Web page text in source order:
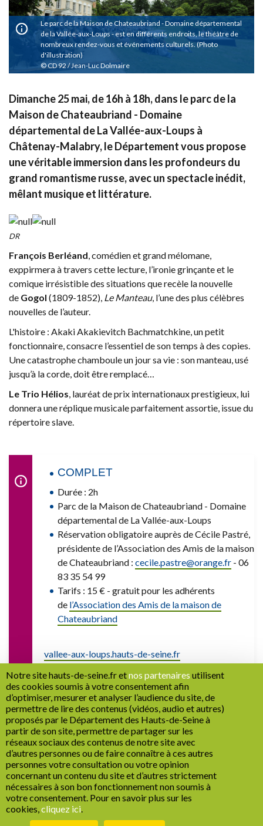
Le parc de la Maison de Chateaubriand - Domaine départemental
de la Vallée-aux-Loups - est en différents endroits, le théâtre de
nombreux rendez-vous et événements culturels. (Photo
d'illustration)
CD 92 / Jean-Luc Dolmaire
Dimanche 25 mai, de 16h à 18h, dans le parc de la
Maison de Chateaubriand - Domaine
départemental de La Vallée-aux-Loups à
Châtenay-Malabry, le Département vous propose
une véritable immersion dans les profondeurs du
grand romantisme russe, avec un spectacle inédit,
mêlant musique et littérature.
DR
François Berléand, comédien et grand mélomane,
exppirmera à travers cette lecture, l’ironie grinçante et le
comique irrésistible des situations que recèle la nouvelle
de Gogol (1809-1852), Le Manteau, l’une des plus célèbres
nouvelles de l’auteur.
L'histoire : Akaki Akakievitch Bachmatchkine, un petit
fonctionnaire, consacre l’essentiel de son temps à des copies.
Une catastrophe chamboule un jour sa vie : son manteau, usé
jusqu’à la corde, doit être remplacé…
Le Trio Hélios, lauréat de prix internationaux prestigieux, lui
donnera une réplique musicale parfaitement assortie, issue du
répertoire slave.
COMPLET
Durée : 2h
Parc de la Maison de Chateaubriand - Domaine
départemental de La Vallée-aux-Loups
Réservation obligatoire auprès de Cécile Pastré,
présidente de l’Association des Amis de la maison
de Chateaubriand : cecile.pastre@orange.fr - 06
83 35 54 99
Tarifs : 15 € - gratuit pour les adhérents
de l’Association des Amis de la maison de
Chateaubriand
vallee-aux-loups.hauts-de-seine.fr
RETOUR
Recrutement Marchés publics
Mentions légales
Politique de confidentialité
Plan de site
Accessibilité : non conforme
Notre site hauts-de-seine.fr etnos partenaires utilisent
des cookies soumis à votre consentement afin
d’optimiser, mesurer et analyser l’audience du site, de
permettre de lire des contenus (vidéos, audio et autres)
proposés par le Département des Hauts-de-Seine à
partir de son site, permettre de partager sur les
réseaux sociaux des contenus de notre site avec
d’autres personnes ou de faire connaître à ces autres
personnes votre consultation ou votre opinion
concernant un contenu du site et d’autres strictement
nécessaires à son bon fonctionnement non soumis à
votre consentement. Pour en savoir plus sur les
cookies,cliquez ici.